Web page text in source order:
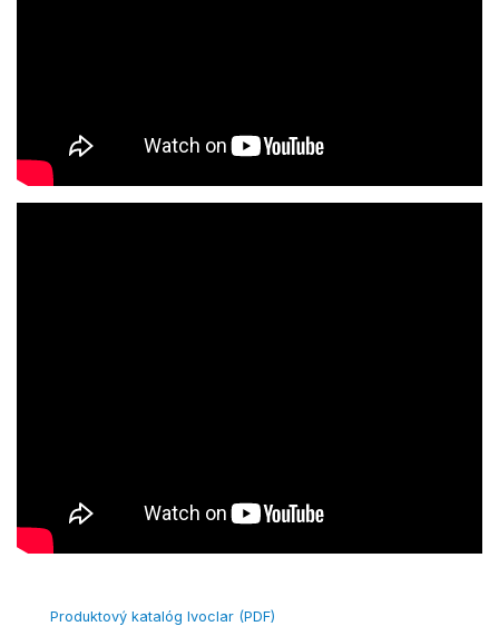
Produktový katalóg Ivoclar (PDF)